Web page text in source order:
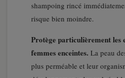
shampoing rincé
risque bien moindre.
Protège particulièrement les
femmes enceintes. La peau
plus perméable et leur